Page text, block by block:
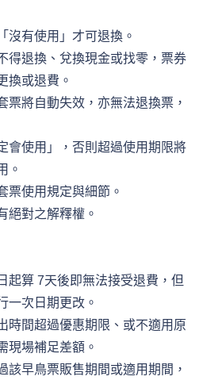
沒有使用」才可退換。
得退換、兌換現金或找零，票券
換或退費。
票將自動失效，亦無法退換票，
會使用」，否則超過使用期限將
。
票使用規定與細節。
絕對之解釋權。
起算 7天後即無法接受退費，但
一次日期更改。
時間超過優惠期限、或不適用原
現場補足差額。
該早鳥票販售期間或適用期間，